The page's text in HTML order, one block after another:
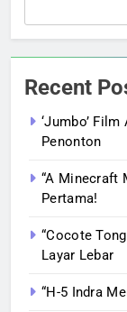
Recent
‘Jumbo’
Penonton
“A Minecraft
Pertama!
“Cocote
Layar Lebar
“H-5 Indra